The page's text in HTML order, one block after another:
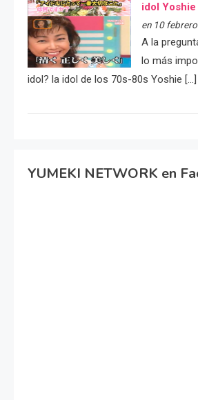
idol Yoshie
en 10
A la
lo más
idol? la idol de los 70s-80s Yoshie […]
YUMEKI NETWORK en